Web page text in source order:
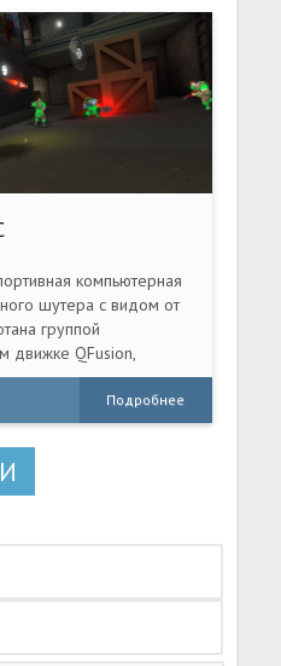
компьютерная
шутера с видом от
группой
движке QFusion,
является
движка id Tech 2.
Подробнее